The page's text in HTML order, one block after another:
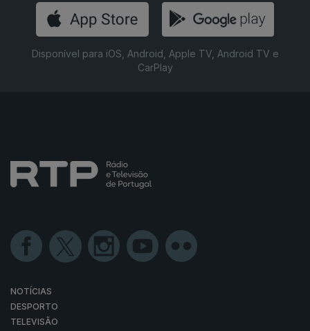
Disponível para iOS, Android, Apple TV, Android TV e
CarPlay
NOTÍCIAS
DESPORTO
TELEVISÃO